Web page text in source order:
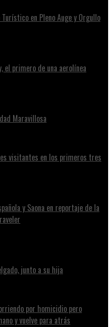
en Pleno Auge y Orgullo
el primero de una aerolínea
Maravillosa
visitantes en los primeros tres
y Saona en reportaje de la
junto a su hija
por homicidio pero
y vuelve para atrás